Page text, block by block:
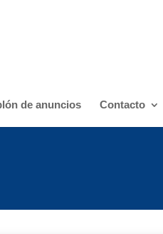
de anuncios Contacto